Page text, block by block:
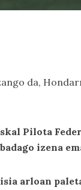
da,
Pilota
izena
arloan